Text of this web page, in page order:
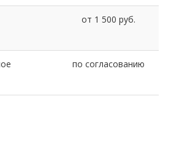
от 1 500 руб.
по согласованию